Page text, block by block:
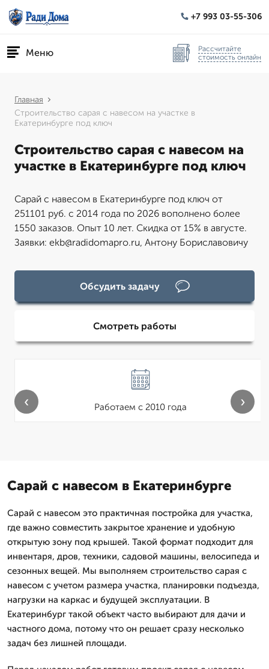
+7 993 03-55-306
Меню
Рассчитайте
стоимость онлайн
Главная
Строительство сарая с навесом на участке в
Екатеринбурге под ключ
Строительство сарая с навесом на
участке в Екатеринбурге под ключ
Сарай с навесом в Екатеринбурге под ключ от
251101 руб. с 2014 года по 2026 вополнено более
1550 заказов. Опыт 10 лет. Скидка от 15% в августе.
Заявки: ekb@radidomapro.ru, Антону Бориславовичу
Обсудить задачу
Смотреть работы
Работаем с 2010 года
‹ ›
Сарай с навесом в Екатеринбурге
Сарай с навесом это практичная постройка для участка,
где важно совместить закрытое хранение и удобную
открытую зону под крышей. Такой формат подходит для
инвентаря, дров, техники, садовой машины, велосипеда и
сезонных вещей. Мы выполняем строительство сарая с
навесом с учетом размера участка, планировки подъезда,
нагрузки на каркас и будущей эксплуатации. В
Екатеринбург такой объект часто выбирают для дачи и
частного дома, потому что он решает сразу несколько
задач без лишней площади.